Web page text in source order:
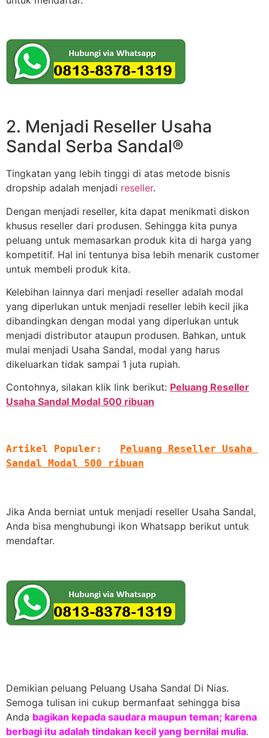
2. Menjadi Reseller Usaha
Sandal Serba Sandal®
Tingkatan yang lebih tinggi di atas metode bisnis
dropship adalah menjadi reseller.
Dengan menjadi reseller, kita dapat menikmati diskon
khusus reseller dari produsen. Sehingga kita punya
peluang untuk memasarkan produk kita di harga yang
kompetitif. Hal ini tentunya bisa lebih menarik customer
untuk membeli produk kita.
Kelebihan lainnya dari menjadi reseller adalah modal
yang diperlukan untuk menjadi reseller lebih kecil jika
dibandingkan dengan modal yang diperlukan untuk
menjadi distributor ataupun produsen. Bahkan, untuk
mulai menjadi Usaha Sandal, modal yang harus
dikeluarkan tidak sampai 1 juta rupiah.
Contohnya, silakan klik link berikut: Peluang Reseller
Usaha Sandal Modal 500 ribuan
Artikel Populer: Peluang Reseller Usaha
Sandal Modal 500 ribuan
Jika Anda berniat untuk menjadi reseller Usaha Sandal,
Anda bisa menghubungi ikon Whatsapp berikut untuk
mendaftar.
Demikian peluang Peluang Usaha Sandal Di Nias.
Semoga tulisan ini cukup bermanfaat sehingga bisa
Anda bagikan kepada saudara maupun teman; karena
berbagi itu adalah tindakan kecil yang bernilai mulia.